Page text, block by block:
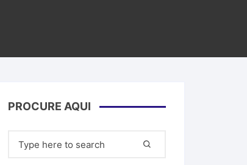
PROCURE AQUI
por: